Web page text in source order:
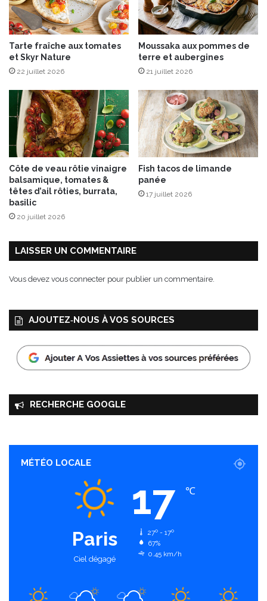
A
b
r
c
o
l
e
s
Tarte fraîche aux tomates
et Skyr Nature
22 juillet 2026
Moussaka aux pommes de
terre et aubergines
21 juillet 2026
Côte de veau rôtie vinaigre
balsamique, tomates &
têtes d’ail rôties, burrata,
basilic
20 juillet 2026
Fish tacos de limande
panée
17 juillet 2026
LAISSER UN COMMENTAIRE
Vous devez vous connecter pour publier un commentaire.
AJOUTEZ‑NOUS À VOS SOURCES
RECHERCHE GOOGLE
MÉTÉO LOCALE
Paris
Ciel dégagé
17 ℃
27º - 17º
67%
0.45 km/h